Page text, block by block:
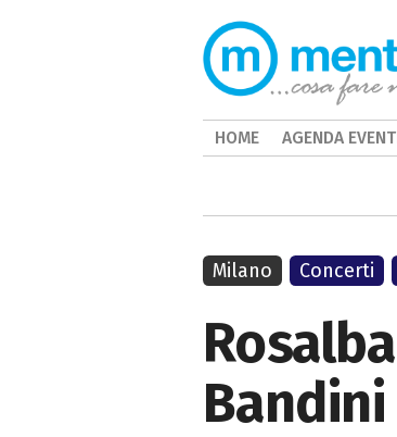
Milano Concerti
HOME AGENDA